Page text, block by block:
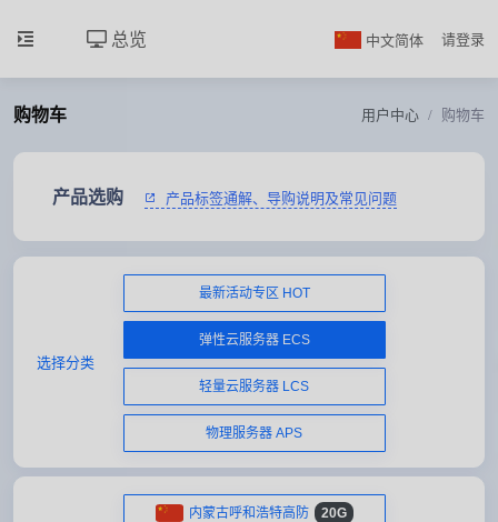
总览 中文简体 请登录
购物车 用户中心 购物车
产品选购 产品标签通解、导购说明及常见问题
选择分类
最新活动专区 HOT
弹性云服务器 ECS
轻量云服务器 LCS
物理服务器 APS
内蒙古呼和浩特高防 20G